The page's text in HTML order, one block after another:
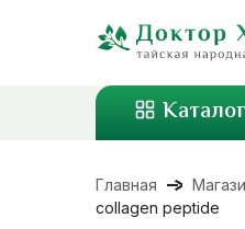
Каталог
Главная
collagen peptide